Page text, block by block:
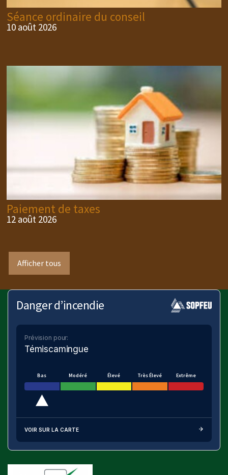
Séance ordinaire du conseil
10 août 2026
Paiement de taxes
12 août 2026
Afficher tous
Danger d’incendie
Prévision pour:
Témiscamingue
Bas Modéré Élevé Très Élevé Extrême
VOIR SUR LA CARTE